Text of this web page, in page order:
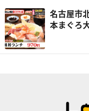
名古屋市
本まぐろ
ジアンキ
ェ付き！